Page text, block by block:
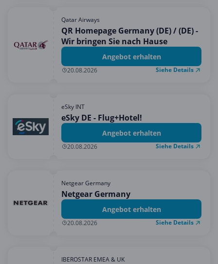
Qatar Airways
QR Homepage Germany (DE) / (DE) -
Wir bringen Sie nach Hause
Angebot erhalten
20.08.2026 Siehe Details
eSky INT
eSky DE - Flug+Hotel!
Angebot erhalten
20.08.2026 Siehe Details
Netgear Germany
Netgear Germany
Angebot erhalten
20.08.2026 Siehe Details
IBEROSTAR EMEA & UK